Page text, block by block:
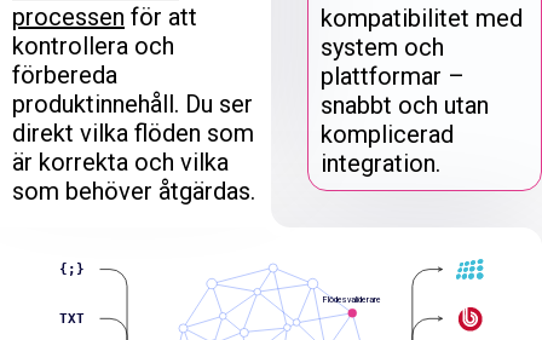
processen för att
kontrollera och
förbereda
produktinnehåll. Du ser
direkt vilka flöden som
är korrekta och vilka
som behöver åtgärdas.
kompatibilitet med
system och
plattformar –
snabbt och utan
komplicerad
integration.
{;}
TXT
Flödesvaliderare